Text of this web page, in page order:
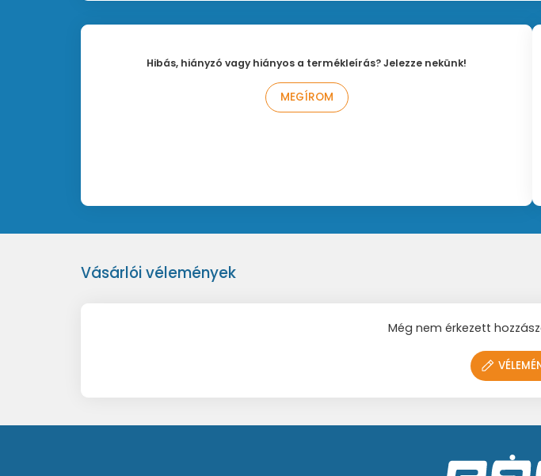
Hibás, hiányzó vagy hiányos a termékleírás? Jelezze nekünk!
MEGÍROM
Vásárlói vélemények
Még nem érkezett